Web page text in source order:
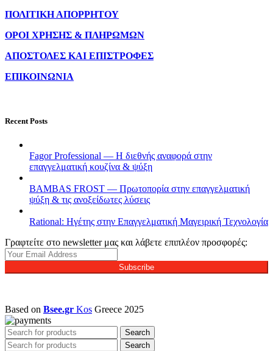
ΠΟΛΙΤΙΚΗ ΑΠΟΡΡΗΤΟΥ
ΟΡΟΙ ΧΡΗΣΗΣ & ΠΛΗΡΩΜΩΝ
ΑΠΟΣΤΟΛΕΣ ΚΑΙ ΕΠΙΣΤΡΟΦΕΣ
ΕΠΙΚΟΙΝΩΝΙΑ
Recent Posts
Fagor Professional — Η διεθνής αναφορά στην
επαγγελματική κουζίνα & ψύξη
BAMBAS FROST — Πρωτοπορία στην επαγγελματική
ψύξη & τις ανοξείδωτες λύσεις
Rational: Ηγέτης στην Επαγγελματική Μαγειρική Τεχνολογία
Γραφτείτε στο newsletter μας και λάβετε επιπλέον προσφορές:
Subscribe
Based on Bsee.gr Kos Greece 2025
Search
Search